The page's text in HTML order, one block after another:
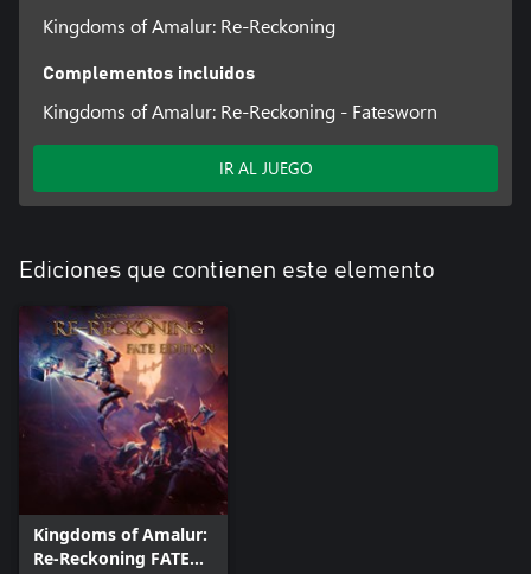
Kingdoms of Amalur: Re-Reckoning
Complementos incluidos
Kingdoms of Amalur: Re-Reckoning - Fatesworn
IR AL JUEGO
Ediciones que contienen este elemento
Kingdoms of Amalur:
Re-Reckoning FATE